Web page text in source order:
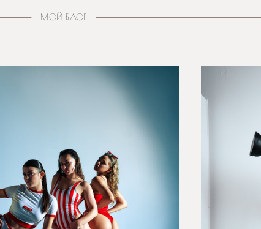
МОЙ БЛОГ